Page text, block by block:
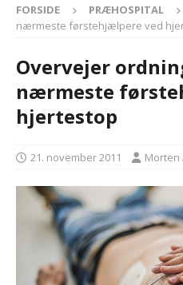
FORSIDE PRÆHOSPITAL
nærmeste førstehjælpere ved
Overvejer
nærmeste
hjertestop
21. november 2011 Morten